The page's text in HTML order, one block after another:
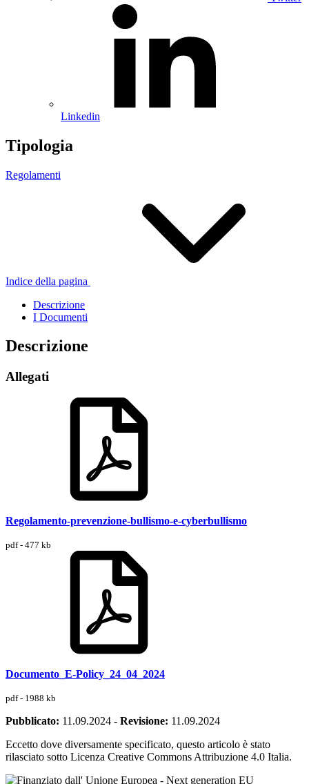
Linkedin
Tipologia
Regolamenti
Indice della pagina
Descrizione
I Documenti
Descrizione
Allegati
Regolamento-prevenzione-bullismo-e-cyberbullismo
pdf - 477 kb
Documento_E-Policy_24_04_2024
pdf - 1988 kb
Pubblicato: 11.09.2024 - Revisione: 11.09.2024
Eccetto dove diversamente specificato, questo articolo è stato
rilasciato sotto Licenza Creative Commons Attribuzione 4.0 Italia.